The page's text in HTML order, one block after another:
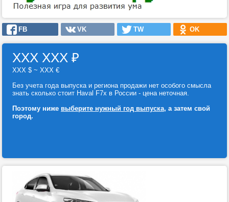
FB VK TW OK
ХХХ ХХХ ₽
ХХХ $ ~ ХХХ €
Без учета года выпуска и региона продажи нет особого смысла
знать сколько стоит Haval F7x в России - цена неточная.
Поэтому ниже выберите нужный год выпуска, а затем свой
город.